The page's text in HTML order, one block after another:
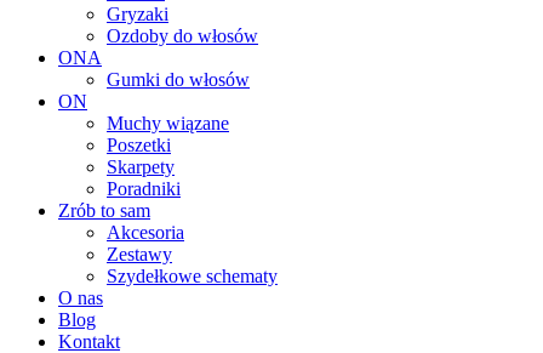
Gryzaki
Ozdoby do włosów
ONA
Gumki do włosów
ON
Muchy wiązane
Poszetki
Skarpety
Poradniki
Zrób to sam
Akcesoria
Zestawy
Szydełkowe schematy
O nas
Blog
Kontakt